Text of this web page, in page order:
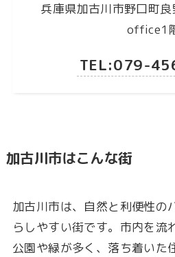
兵庫県加古川市野口町
office1
TEL:079-
加古川市はこんな街
加古川市は、自然と利便性の
らしやすい街です。市内を流
公園や緑が多く、落ち着いた